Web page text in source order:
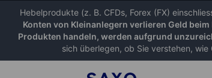
Hebelprodukte (z. B. CFDs, Forex (FX)
Konten von Kleinanlegern verlieren Geld
Produkten handeln, werden aufgrund
sich überlegen, ob Sie verstehen,